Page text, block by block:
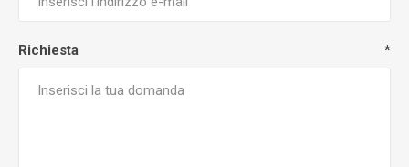
Richiesta *